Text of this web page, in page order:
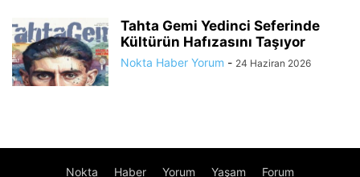
Tahta Gemi Yedinci Seferinde
Kültürün Hafızasını Taşıyor
Nokta Haber Yorum - 24 Haziran 2026
Nokta Haber Yorum Yaşam Forum